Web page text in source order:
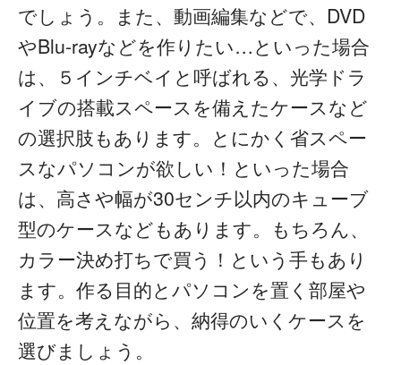
でしょう。また、動画編集などで、DVD
やBlu-rayなどを作りたい…といった場合
は、５インチベイと呼ばれる、光学ドラ
イブの搭載スペースを備えたケースなど
の選択肢もあります。とにかく省スペー
スなパソコンが欲しい！といった場合
は、高さや幅が30センチ以内のキューブ
型のケースなどもあります。もちろん、
カラー決め打ちで買う！という手もあり
ます。作る目的とパソコンを置く部屋や
位置を考えながら、納得のいくケースを
選びましょう。